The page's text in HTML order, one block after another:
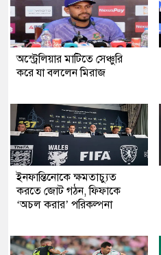
অস্ট্রেলিয়ার মাটিতে সেঞ্চুরি
করে যা বললেন মিরাজ
ইনফান্তিনোকে ক্ষমতাচ্যুত
করতে জোট গঠন, ফিফাকে
‘অচল করার’ পরিকল্পনা